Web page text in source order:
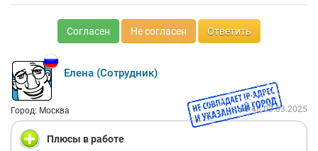
Согласен Не согласен Ответить
Елена (Сотрудник)
Город: Москва 10:46 03.03.2025
Плюсы в работе